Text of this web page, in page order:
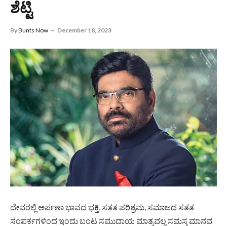
ಶೆಟ್ಟಿ
ByBunts Now December 18, 2023
ದೇವರಲ್ಲಿ ಅರ್ಪಣಾ ಭಾವದ ಭಕ್ತಿ, ಸತತ ಪರಿಶ್ರಮ, ಸಮಾಜದ ಸತತ
ಸಂಪರ್ಕಗಳಿಂದ ಇಂದು ಬಂಟ ಸಮುದಾಯ ಮಾತ್ರವಲ್ಲ ಸಮಸ್ತ ಮಾನವ